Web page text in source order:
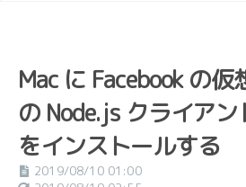
Mac に Facebook の
の Node.js クライア
をインストールする
2019/08/10 01:00